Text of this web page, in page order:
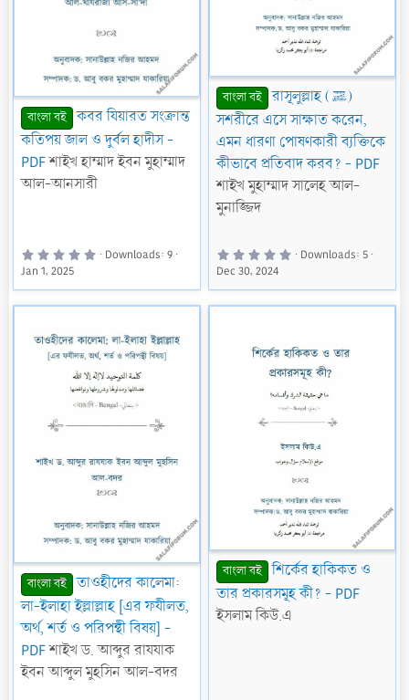
বাংলা বই
কবর যিয়ারত সংক্রান্ত
কতিপয় জাল ও দুর্বল হাদীস -
PDFশাইখ হাম্মাদ ইবন মুহাম্মাদ
আল-আনসারী
0
s
t
s
)
Downloads 9
Jan 1, 2025
বাংলা বই
রাসূলুল্লাহ (ﷺ)
সশরীরে এসে সাক্ষাত করেন,
এমন ধারণা পোষণকারী ব্যক্তিকে
কীভাবে প্রতিবাদ করব? - PDF
শাইখ মুহাম্মাদ সালেহ আল-
মুনাজ্জিদ
0
s
t
)
Downloads 5
Dec 30, 2024
বাংলা বই
তাওহীদের কালেমা:
লা-ইলাহা ইল্লাল্লাহ [এর ফযীলত,
অর্থ, শর্ত ও পরিপন্থী বিষয়] -
PDFশাইখ ড. আব্দুর রাযযাক
ইবন আব্দুল মুহসিন আল-বদর
বাংলা বই
শির্কের হাকিকত ও
তার প্রকারসমূহ কী? - PDF
ইসলাম কিউ.এ